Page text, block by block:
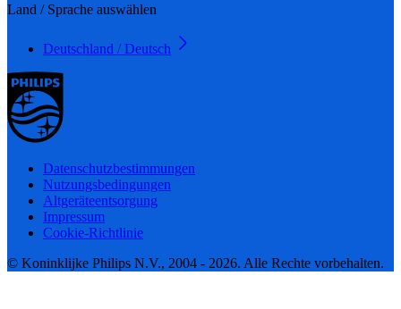
Land / Sprache auswählen
Deutschland / Deutsch
Datenschutzbestimmungen
Nutzungsbedingungen
Altgeräteentsorgung
Impressum
Cookie-Richtlinie
© Koninklijke Philips N.V., 2004 - 2026. Alle Rechte vorbehalten.